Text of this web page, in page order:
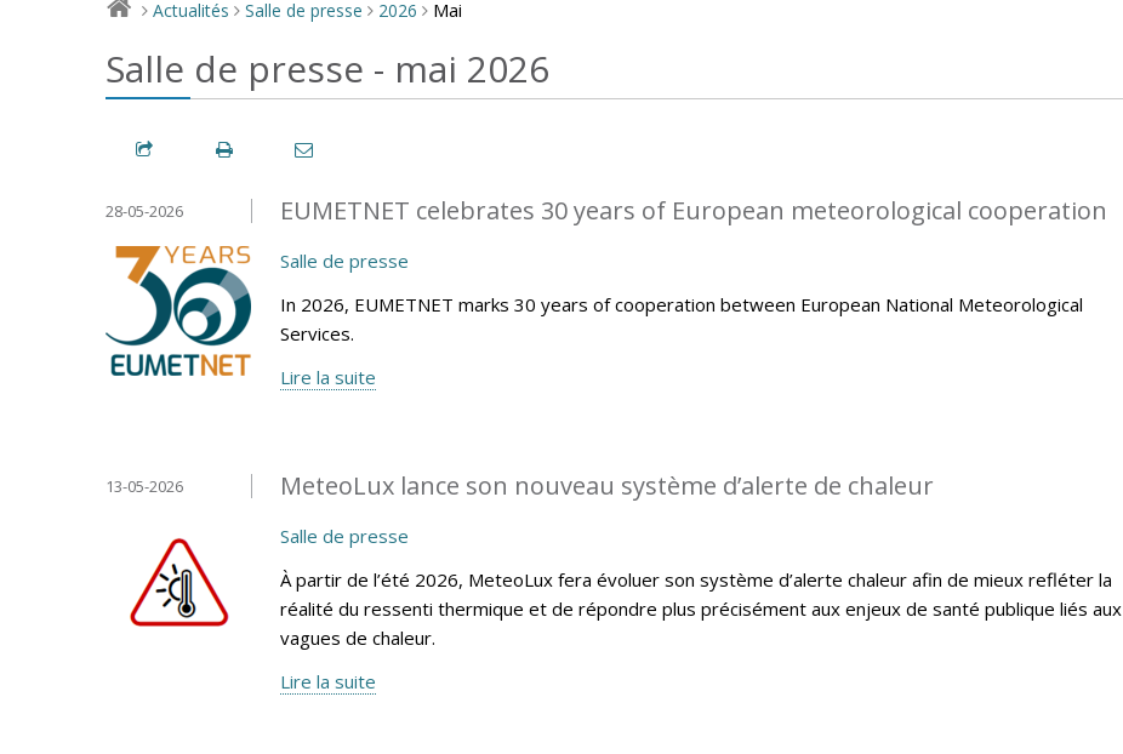
> Actualités > Salle de presse > 2026 > Mai
Salle de presse - mai 2026
EUMETNET celebrates 30 years of European meteorological cooperation
28-05-2026
Salle de presse
In 2026, EUMETNET marks 30 years of cooperation between European National Meteorological
Services.
Lire la suite
MeteoLux lance son nouveau système d’alerte de chaleur
13-05-2026
Salle de presse
À partir de l’été 2026, MeteoLux fera évoluer son système d’alerte chaleur afin de mieux refléter la
réalité du ressenti thermique et de répondre plus précisément aux enjeux de santé publique liés aux
vagues de chaleur.
Lire la suite